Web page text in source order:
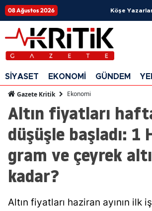
08 Ağustos 2026 Köşe
SİYASET EKONOMİ GÜNDEM
Gazete Kritik Ekonomi
Altın fiyatları
düşüşle başladı: 1
gram ve çeyrek
kadar?
Altın fiyatları haziran ayının ilk